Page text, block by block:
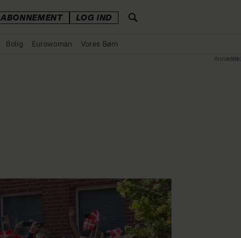
ABONNEMENT LOG IND
Bolig Eurowoman Vores Børn
Annonce